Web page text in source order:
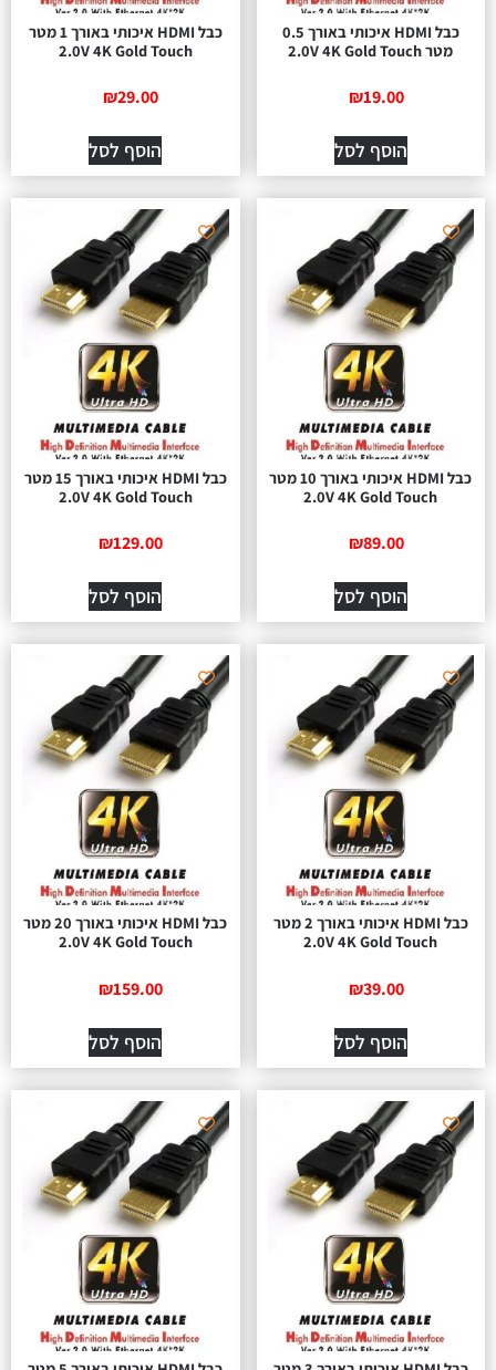
כבל HDMI איכותי באורך 0.5
מטר 2.0V 4K Gold Touch
₪19.00
הוסף לסל
כבל HDMI איכותי באורך 1 מטר
2.0V 4K Gold Touch
₪29.00
הוסף לסל
כבל HDMI איכותי באורך 10 מטר
2.0V 4K Gold Touch
₪89.00
הוסף לסל
כבל HDMI איכותי באורך 15 מטר
2.0V 4K Gold Touch
₪129.00
הוסף לסל
כבל HDMI איכותי באורך 2 מטר
2.0V 4K Gold Touch
₪39.00
הוסף לסל
כבל HDMI איכותי באורך 20 מטר
2.0V 4K Gold Touch
₪159.00
הוסף לסל